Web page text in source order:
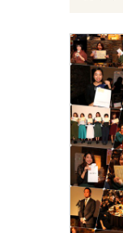
g
a
n